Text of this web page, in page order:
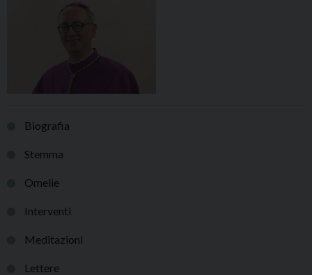
Biografia
Stemma
Omelie
Interventi
Meditazioni
Lettere